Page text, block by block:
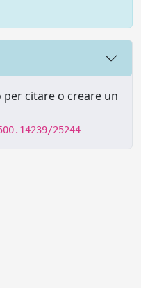
citare o creare un
25244